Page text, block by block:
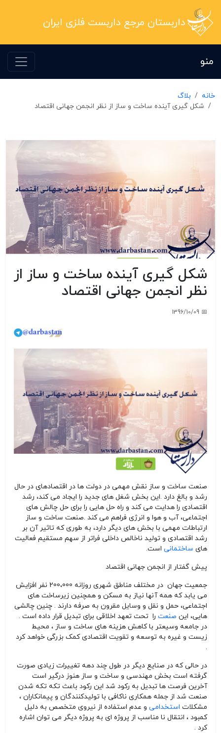
داربستان مرجع داربست فلزی ایران
منو
خانه
بلاگ
شکل گیری آینده ساخت و ساز از نظر انجمن جهانی اقتصاد
شکل گیری آینده ساخت و ساز از
نظر انجمن جهانی اقتصاد
📅 1396/10/09
صنعت ساخت و ساز نقش مهمی در دولت ها در اقتصادهای در حال
رشد و بالغ دارد .این بخش شغل های جدید را ایجاد می کند، رشد
اقتصادی را هدایت می کند و راه حل هایی را برای حل چالش های
اجتماعی، آب و هوا و انرژی فراهم می کند .صنعت ساخت و ساز
ارتباطات مهمی با بخش های دیگر دارد، به طوری که تاثیر آن بر
رشد اقتصادی و تولید ناخالص داخلی فراتر از سهم مستقیم فعالیت
های ساختمانی است.
پیش گفتار از انجمن جهانی اقتصاد
جمعیت جهان در مختلف مناطق شهری روزانه 200،000 نفر افزایش
می یابد که همه آنها نیاز به مسکن و همچنین زیرساخت های
اجتماعی، حمل و نقل و وسایل مقرون به صرفه دارند . چنین چالشی
هایی، این صنعت را تحت تعهد اخلاقی برای تبدیل قرار داده است .
در جامعه وسیعتر با کاهش هزینه های ساخت و ساز ، محیط
زیست و غیره به توسعه و تقویت اقتصادی کمک بزرگی خواهد کرد
.
در حالی که در صنایع دیگر در طول چند دهه تغییرات زیادی صورت
گرفته است بخش مهندسی و ساخت و ساز هنوز درگیر است
آخرین فرصت ها تبدیل به رکود شد این رکود باعث تکه تکه شدن
صنعت شد از جمله همکاری ناکافی با تولیدکنندگان و پیمانکاران ،
مشکلات استخدامی و عدم استفاده از نیروی متخصص به دلیل
کمبود ، انتقال نا مناسب از پروژه ای به پروژه دیگر می توان اشاره
کرد .